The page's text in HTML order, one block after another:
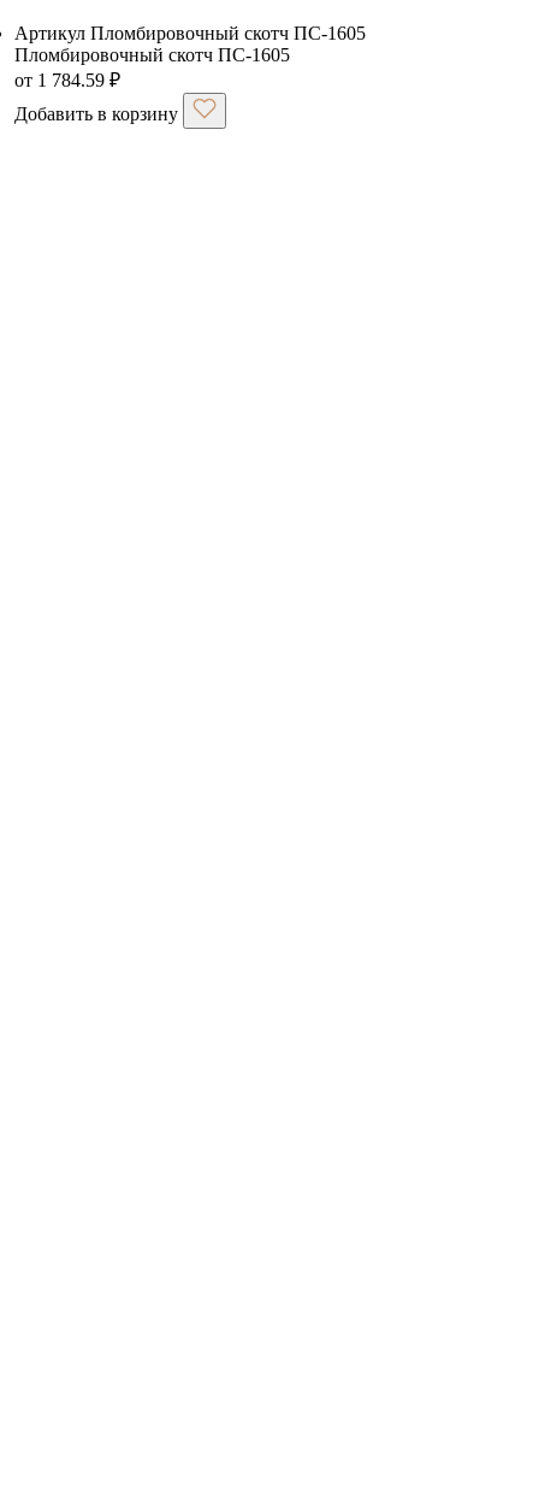
Артикул Пломбировочный скотч ПС-1605
Пломбировочный скотч ПС-1605
от 1 784.59 ₽
Добавить в корзину